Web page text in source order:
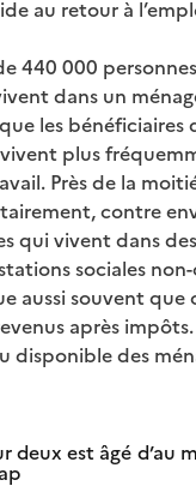
au retour à
440 000
dans un
les bénéficiaires
plus
Près de la
contre
qui vivent dans
sociales
souvent que
après impôts.
des
deux est âgé